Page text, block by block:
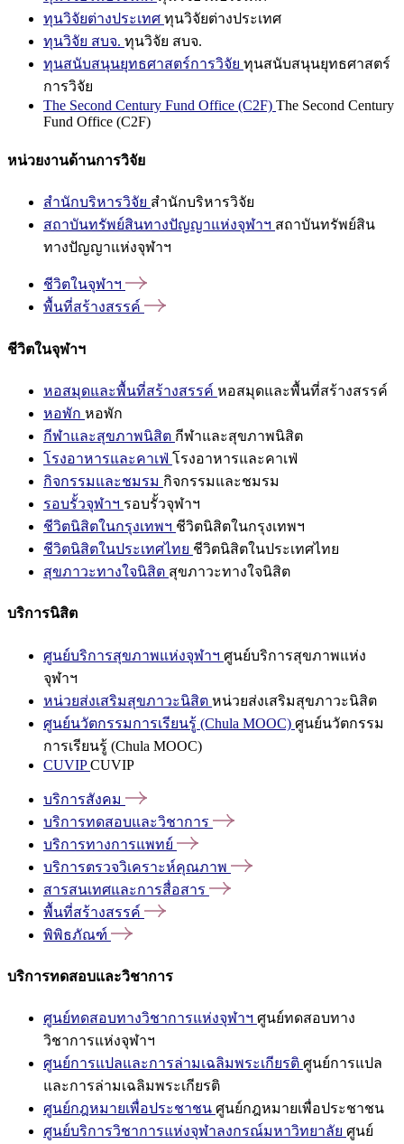
ทุนวิจัยต่างประเทศ ทุนวิจัยต่างประเทศ
ทุนวิจัย สบจ. ทุนวิจัย สบจ.
ทุนสนับสนุนยุทธศาสตร์การวิจัย ทุนสนับสนุนยุทธศาสตร์
การวิจัย
The Second Century Fund Office (C2F) The Second Century
Fund Office (C2F)
หน่วยงานด้านการวิจัย
สำนักบริหารวิจัย สำนักบริหารวิจัย
สถาบันทรัพย์สินทางปัญญาแห่งจุฬาฯ สถาบันทรัพย์สิน
ทางปัญญาแห่งจุฬาฯ
ชีวิตในจุฬาฯ
พื้นที่สร้างสรรค์
ชีวิตในจุฬาฯ
หอสมุดและพื้นที่สร้างสรรค์ หอสมุดและพื้นที่สร้างสรรค์
หอพัก หอพัก
กีฬาและสุขภาพนิสิต กีฬาและสุขภาพนิสิต
โรงอาหารและคาเฟ่ โรงอาหารและคาเฟ่
กิจกรรมและชมรม กิจกรรมและชมรม
รอบรั้วจุฬาฯ รอบรั้วจุฬาฯ
ชีวิตนิสิตในกรุงเทพฯ ชีวิตนิสิตในกรุงเทพฯ
ชีวิตนิสิตในประเทศไทย ชีวิตนิสิตในประเทศไทย
สุขภาวะทางใจนิสิต สุขภาวะทางใจนิสิต
บริการนิสิต
ศูนย์บริการสุขภาพแห่งจุฬาฯ ศูนย์บริการสุขภาพแห่ง
จุฬาฯ
หน่วยส่งเสริมสุขภาวะนิสิต หน่วยส่งเสริมสุขภาวะนิสิต
ศูนย์นวัตกรรมการเรียนรู้ (Chula MOOC) ศูนย์นวัตกรรม
การเรียนรู้ (Chula MOOC)
CUVIPCUVIP
บริการสังคม
บริการทดสอบและวิชาการ
บริการทางการแพทย์
บริการตรวจวิเคราะห์คุณภาพ
สารสนเทศและการสื่อสาร
พื้นที่สร้างสรรค์
พิพิธภัณฑ์
บริการทดสอบและวิชาการ
ศูนย์ทดสอบทางวิชาการแห่งจุฬาฯ ศูนย์ทดสอบทาง
วิชาการแห่งจุฬาฯ
ศูนย์การแปลและการล่ามเฉลิมพระเกียรติ ศูนย์การแปล
และการล่ามเฉลิมพระเกียรติ
ศูนย์กฎหมายเพื่อประชาชน ศูนย์กฎหมายเพื่อประชาชน
ศูนย์บริการวิชาการแห่งจุฬาลงกรณ์มหาวิทยาลัย ศูนย์